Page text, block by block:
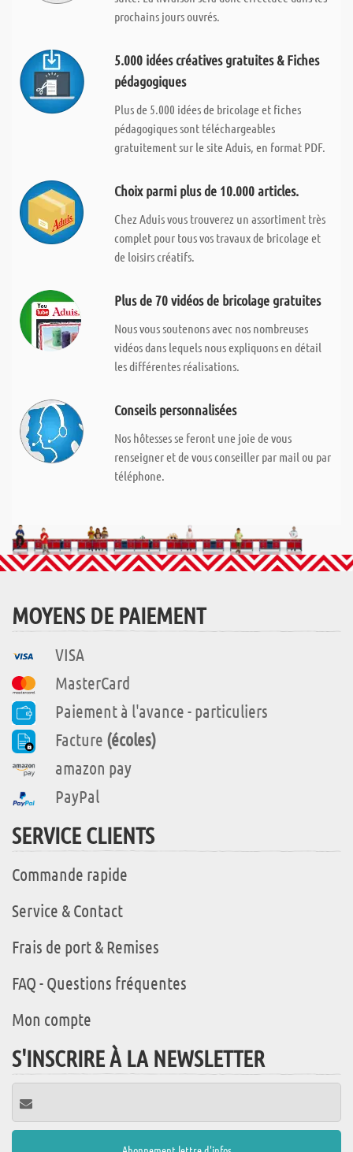
prochains jours ouvrés.
5.000 idées créatives gratuites & Fiches
pédagogiques
Plus de 5.000 idées de bricolage et fiches
pédagogiques sont téléchargeables
gratuitement sur le site Aduis, en format PDF.
Choix parmi plus de 10.000 articles.
Chez Aduis vous trouverez un assortiment très
complet pour tous vos travaux de bricolage et
de loisirs créatifs.
Plus de 70 vidéos de bricolage gratuites
Nous vous soutenons avec nos nombreuses
vidéos dans lequels nous expliquons en détail
les différentes réalisations.
Conseils personnalisées
Nos hôtesses se feront une joie de vous
renseigner et de vous conseiller par mail ou par
téléphone.
MOYENS DE PAIEMENT
VISA
MasterCard
Paiement à l'avance - particuliers
Facture (écoles)
amazon pay
PayPal
SERVICE CLIENTS
Commande rapide
Service & Contact
Frais de port & Remises
FAQ - Questions fréquentes
Mon compte
S'INSCRIRE À LA NEWSLETTER